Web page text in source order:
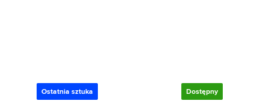
Ostatnia sztuka Dostępny